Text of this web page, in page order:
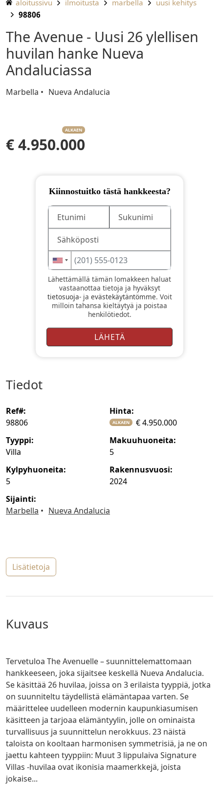
aloitussivu ilmoitusta marbella
uusi kehitys
98806
The Avenue - Uusi 26 ylellisen
huvilan hanke Nueva
Andaluciassa
Marbella Nueva Andalucia
ALKAEN
€ 4.950.000
Kiinnostuitko tästä hankkeesta?
Lähettämällä tämän lomakkeen haluat
vastaanottaa tietoja ja hyväksyt
tietosuoja-ja evästekäytäntömme. Voit
milloin tahansa kieltäytyä ja poistaa
henkilötiedot.
tiedot
ref#:
98806
hinta:
ALKAEN
€ 4.950.000
tyyppi:
Villa
makuuhuoneita:
5
kylpyhuoneita:
5
rakennusvuosi:
2024
sijainti:
Marbella
Nueva Andalucia
lisätietoja
kuvaus
Tervetuloa The Avenuelle – suunnittelemattomaan
hankkeeseen, joka sijaitsee keskellä Nueva Andalucia.
Se käsittää 26 huvilaa, joissa on 3 erilaista tyyppiä, jotka
on suunniteltu täydellistä elämäntapaa varten. Se
määrittelee uudelleen modernin kaupunkiasumisen
käsitteen ja tarjoaa elämäntyylin, jolle on ominaista
turvallisuus ja suunnittelun nerokkuus. 23 näistä
taloista on kooltaan harmonisen symmetrisiä, ja ne on
jaettu kahteen tyyppiin: Muut 3 lippulaiva Signature
Villas -huvilaa ovat ikonisia maamerkkejä, joista
jokaise...